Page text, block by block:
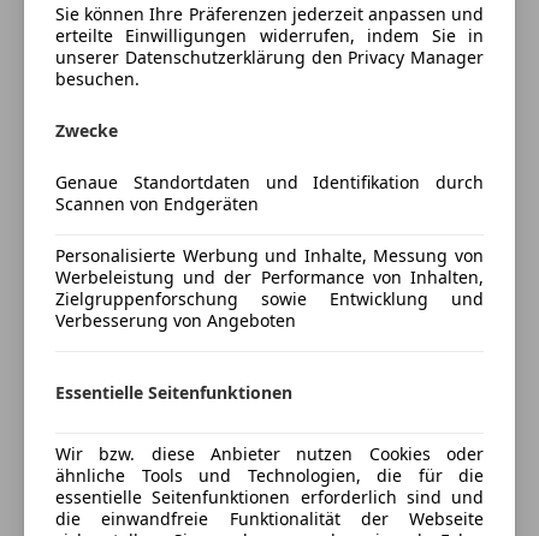
Lederausstattung
Lederlenkrad
Lichtsensor
Navigationssystem
Unterhaltung/Media
Apple CarPlay
Bluetooth
Bordcomputer
MP3
Radio
Soundsystem
USB
Fahrzeugbeschreibung
Wir bieten Ihnen hier einen sehr schönen 911 GT3 RS
deutsche Ausführung.
Das Fahrzeug verfügt über Sonderausstattungen wie
Charakteristik, der Rückfahrkamera für zusätzliche
Unterstützung beim Rangieren sowie dem
Clubsportpaket.
und hat 2 Fahrzeughalter.
- Porsche Approved Garantie (12 Monate)
- Der angegebene Preis versteht sich inklusive NoVA.
Mehr anzeigen
Versicherung
Kfz-Versicherung
Sie können Ihre Präferenzen jederzeit anpassen und
erteilte Einwilligungen widerrufen, indem Sie in
unserer Datenschutzerklärung den Privacy Manager
besuchen.
Zwecke
Genaue Standortdaten und Identifikation durch
Scannen von Endgeräten
Personalisierte Werbung und Inhalte, Messung von
Werbeleistung und der Performance von Inhalten,
Zielgruppenforschung sowie Entwicklung und
Verbesserung von Angeboten
Essentielle Seitenfunktionen
Wir bzw. diese Anbieter nutzen Cookies oder
ähnliche Tools und Technologien, die für die
essentielle Seitenfunktionen erforderlich sind und
die einwandfreie Funktionalität der Webseite